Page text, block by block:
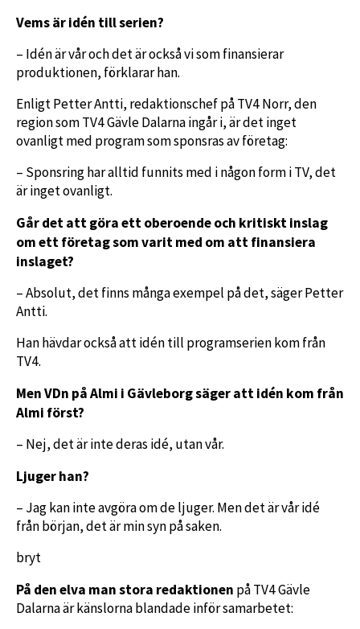
Vems är idén till serien?
– Idén är vår och det är också vi som finansierar
produktionen, förklarar han.
Enligt Petter Antti, redaktionschef på TV4 Norr, den
region som TV4 Gävle Dalarna ingår i, är det inget
ovanligt med program som sponsras av företag:
– Sponsring har alltid funnits med i någon form i TV, det
är inget ovanligt.
Går det att göra ett oberoende och kritiskt inslag
om ett företag som varit med om att finansiera
inslaget?
– Absolut, det finns många exempel på det, säger Petter
Antti.
Han hävdar också att idén till programserien kom från
TV4.
Men VDn på Almi i Gävleborg säger att idén kom från
Almi först?
– Nej, det är inte deras idé, utan vår.
Ljuger han?
– Jag kan inte avgöra om de ljuger. Men det är vår idé
från början, det är min syn på saken.
bryt
På den elva man stora redaktionen på TV4 Gävle
Dalarna är känslorna blandade inför samarbetet: